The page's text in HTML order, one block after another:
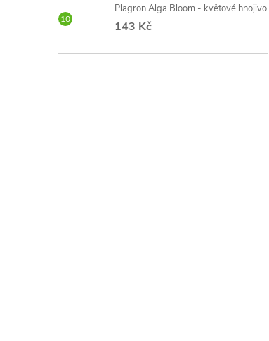
Plagron Alga Bloom - květové hnojivo
143 Kč